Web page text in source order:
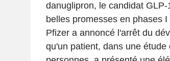
danuglipron, le candidat
belles promesses en phases
Pfizer a annoncé l'arrêt du
qu'un patient, dans une